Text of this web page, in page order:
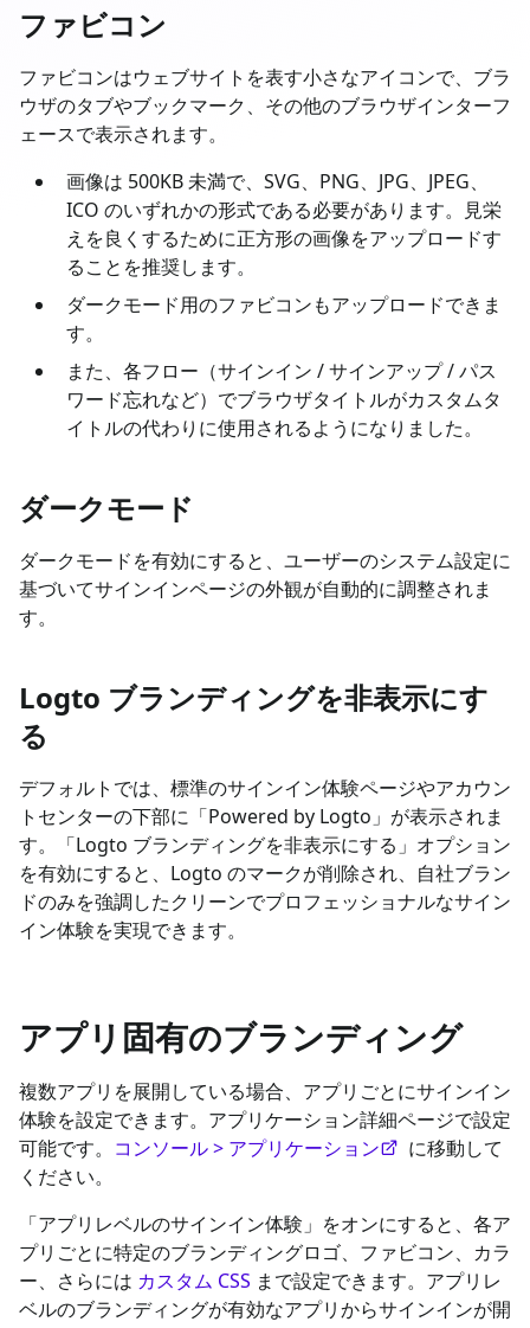
ファビコン
ファビコンはウェブサイトを表す小さなアイコンで、ブラ
ウザのタブやブックマーク、その他のブラウザインターフ
ェースで表示されます。
画像は 500KB 未満で、SVG、PNG、JPG、JPEG、
ICO のいずれかの形式である必要があります。見栄
えを良くするために正方形の画像をアップロードす
ることを推奨します。
ダークモード用のファビコンもアップロードできま
す。
また、各フロー（サインイン / サインアップ / パス
ワード忘れなど）でブラウザタイトルがカスタムタ
イトルの代わりに使用されるようになりました。
ダークモード
ダークモードを有効にすると、ユーザーのシステム設定に
基づいてサインインページの外観が自動的に調整されま
す。
Logto ブランディングを非表示にす
る
デフォルトでは、標準のサインイン体験ページやアカウン
トセンターの下部に「Powered by Logto」が表示されま
す。「Logto ブランディングを非表示にする」オプション
を有効にすると、Logto のマークが削除され、自社ブラン
ドのみを強調したクリーンでプロフェッショナルなサイン
イン体験を実現できます。
アプリ固有のブランディング
複数アプリを展開している場合、アプリごとにサインイン
体験を設定できます。アプリケーション詳細ページで設定
可能です。 コンソール > アプリケーション
に移動して
ください。
「アプリレベルのサインイン体験」をオンにすると、各ア
プリごとに特定のブランディングロゴ、ファビコン、カラ
ー、さらには カスタム CSS まで設定できます。アプリレ
ベルのブランディングが有効なアプリからサインインが開